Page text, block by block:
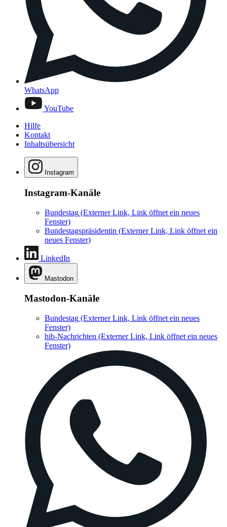
WhatsApp
YouTube
Hilfe
Kontakt
Inhaltsübersicht
Instagram
Instagram-Kanäle
Bundestag (Externer Link, Link öffnet ein neues
Fenster)
Bundestagspräsidentin (Externer Link, Link öffnet ein
neues Fenster)
LinkedIn
Mastodon
Mastodon-Kanäle
Bundestag (Externer Link, Link öffnet ein neues
Fenster)
hib-Nachrichten (Externer Link, Link öffnet ein neues
Fenster)